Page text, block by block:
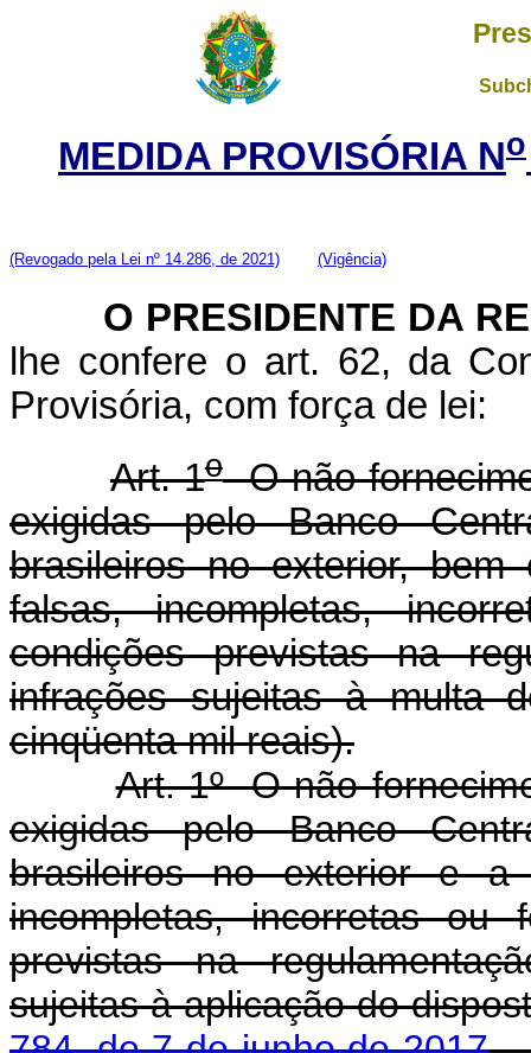
MEDIDA PROVISÓRIA No
(Revogado pela Lei nº 14.286, de 2021) (Vigência)
O PRESIDENTE DA
lhe confere o art. 62, da
Provisória, com força de lei:
Art. 1oO não-
exigidas pelo Banco
brasileiros no exterior,
falsas, incompletas,
condições previstas na
infrações sujeitas à multa
cinqüenta mil reais).
Art. 1º O não
exigidas pelo Banco
brasileiros no exterior e a
incompletas, incorretas
previstas na
sujeitas à aplicação do